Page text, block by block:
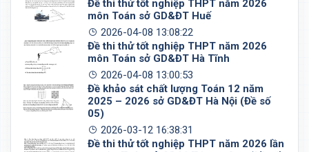
Đề thi thử tốt nghiệp THPT năm 2026
môn Toán sở GD&ĐT Huế
2026-04-08 13:08:22
Đề thi thử tốt nghiệp THPT năm 2026
môn Toán sở GD&ĐT Hà Tĩnh
2026-04-08 13:00:53
Đề khảo sát chất lượng Toán 12 năm
2025 – 2026 sở GD&ĐT Hà Nội (Đề số
05)
2026-03-12 16:38:31
Đề thi thử tốt nghiệp THPT năm 2026 lần